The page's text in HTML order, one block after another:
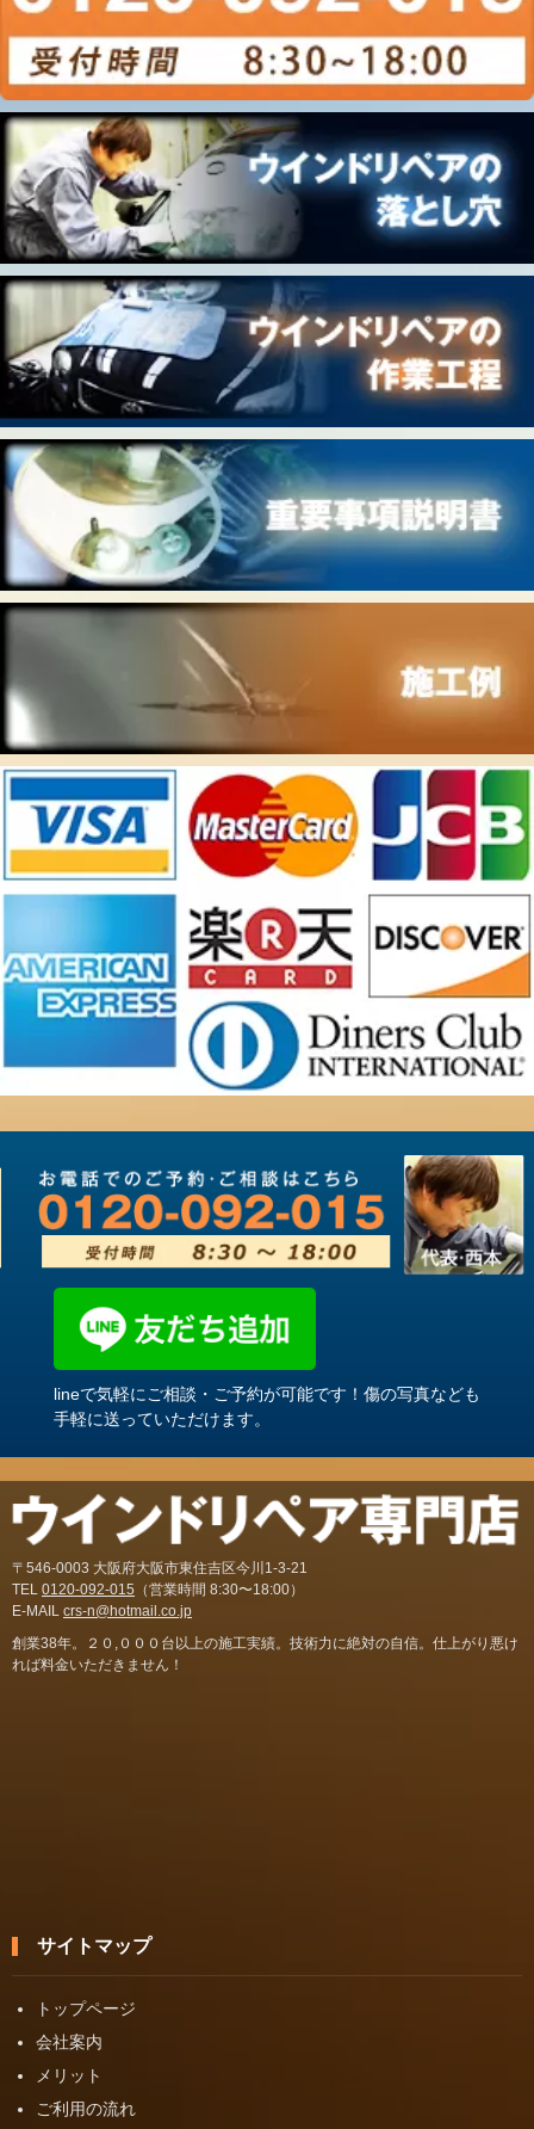
lineで気軽にご相談・ご予約が可能です！傷の写真なども
手軽に送っていただけます。
〒546-0003 大阪府大阪市東住吉区今川1-3-21
TEL 0120-092-015 （営業時間 8:30〜18:00）
E-MAIL crs-n@hotmail.co.jp
創業38年。２０,０００台以上の施工実績。技術力に絶対の自信。仕上がり悪け
れば料金いただきません！
サイトマップ
トップページ
会社案内
メリット
ご利用の流れ